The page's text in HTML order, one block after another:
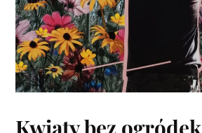
Kwiaty bez ogródek